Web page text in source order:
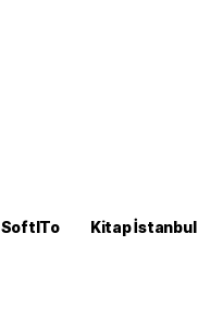
SoftITo Kitap İstanbul